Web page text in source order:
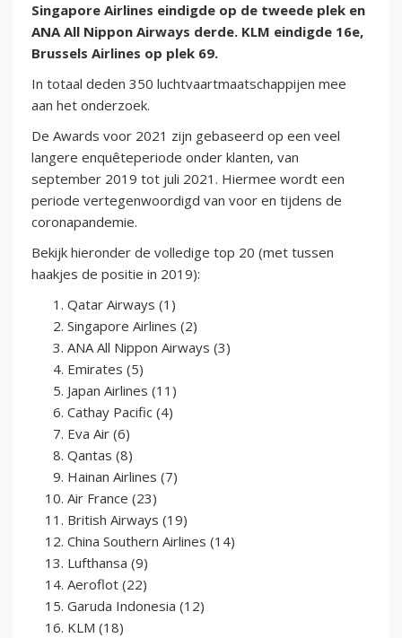
Singapore Airlines eindigde op de tweede plek en
ANA All Nippon Airways derde. KLM eindigde 16e,
Brussels Airlines op plek 69.
In totaal deden 350 luchtvaartmaatschappijen mee
aan het onderzoek.
De Awards voor 2021 zijn gebaseerd op een veel
langere enquêteperiode onder klanten, van
september 2019 tot juli 2021. Hiermee wordt een
periode vertegenwoordigd van voor en tijdens de
coronapandemie.
Bekijk hieronder de volledige top 20 (met tussen
haakjes de positie in 2019):
Qatar Airways (1)
Singapore Airlines (2)
ANA All Nippon Airways (3)
Emirates (5)
Japan Airlines (11)
Cathay Pacific (4)
Eva Air (6)
Qantas (8)
Hainan Airlines (7)
Air France (23)
British Airways (19)
China Southern Airlines (14)
Lufthansa (9)
Aeroflot (22)
Garuda Indonesia (12)
KLM (18)